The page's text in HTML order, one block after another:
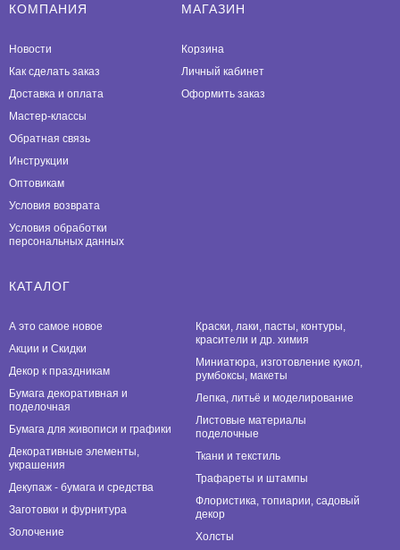
КОМПАНИЯ
Новости
Как сделать заказ
Доставка и оплата
Мастер-классы
Обратная связь
Инструкции
Оптовикам
Условия возврата
Условия обработки
персональных данных
МАГАЗИН
Корзина
Личный кабинет
Оформить заказ
КАТАЛОГ
А это самое новое
Акции и Скидки
Декор к праздникам
Бумага декоративная и
поделочная
Бумага для живописи и графики
Декоративные элементы,
украшения
Декупаж - бумага и средства
Заготовки и фурнитура
Золочение
Краски, лаки, пасты, контуры,
красители и др. химия
Миниатюра, изготовление кукол,
румбоксы, макеты
Лепка, литьё и моделирование
Листовые материалы
поделочные
Ткани и текстиль
Трафареты и штампы
Флористика, топиарии, садовый
декор
Холсты